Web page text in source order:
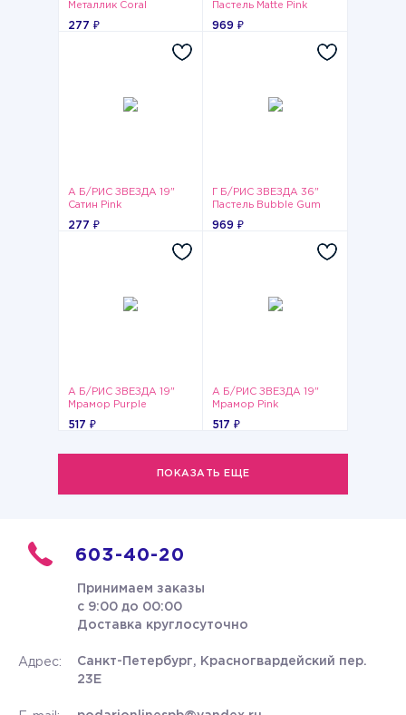
Металлик Coral
277 ₽
Пастель Matte Pink
969 ₽
А Б/РИС ЗВЕЗДА 19"
Сатин Pink
277 ₽
Г Б/РИС ЗВЕЗДА 36"
Пастель Bubble Gum
969 ₽
А Б/РИС ЗВЕЗДА 19"
Мрамор Purple
517 ₽
А Б/РИС ЗВЕЗДА 19"
Мрамор Pink
517 ₽
ПОКАЗАТЬ ЕЩЕ
603-40-20
Принимаем заказы
с 9:00 до 00:00
Доставка круглосуточно
Адрес:
Санкт-Петербург, Красногвардейский пер.
23Е